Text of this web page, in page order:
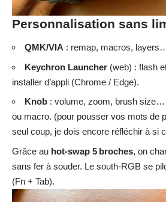
Personnalisation sans
QMK/VIA : remap, macros,
Keychron Launcher (web) : flash
installer d’appli (Chrome / Edge).
Knob : volume, zoom, brush size…
ou macro. (pour pousser vos mots de
seul coup, je dois encore réfléchir à si
Grâce au hot‑swap 5 broches, on
sans fer à souder. Le south‑RGB se
(Fn + Tab).